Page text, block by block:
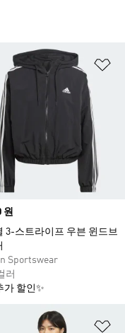
담기
원
3-스트라이프 우븐 윈드브
Sportswear
러
가 할인✨